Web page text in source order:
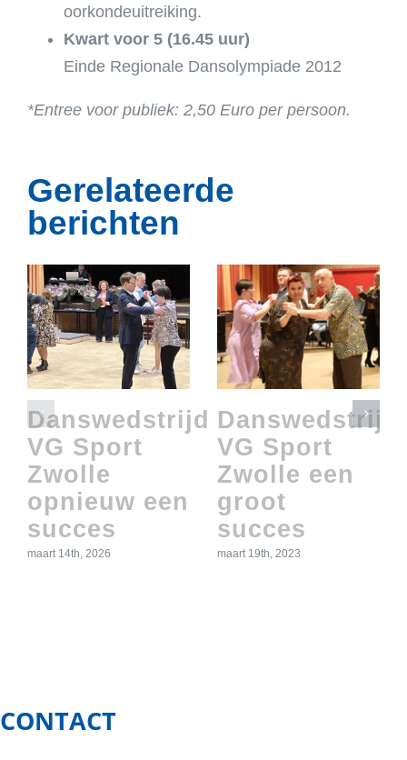
oorkondeuitreiking.
Kwart voor 5 (16.45 uur)
Einde Regionale Dansolympiade 2012
*Entree voor publiek: 2,50 Euro per persoon.
Gerelateerde
berichten
Danswedstrijd
VG Sport
Zwolle
opnieuw een
succes
maart 14th, 2026
Danswedstrijd
VG Sport
Zwolle een
groot
succes
maart 19th, 2023
CONTACT